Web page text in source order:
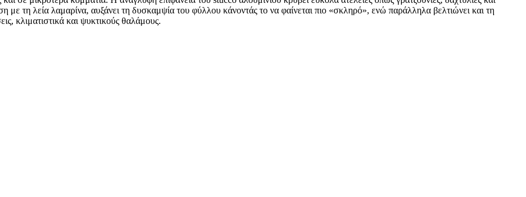
τη λεία λαμαρίνα, αυξάνει τη δυσκαμψία του φύλλου κάνοντάς το να φαίνεται πιο «σκληρό», ενώ παράλληλα βελτιώνει και τη
κλιματιστικά και ψυκτικούς θαλάμους.